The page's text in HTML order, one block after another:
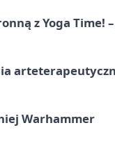
z Yoga Time!
Warhammer